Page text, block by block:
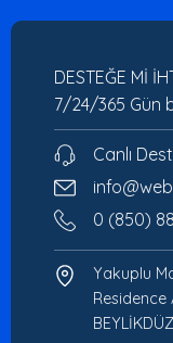
DESTEĞE Mİ
7/24/365 Gün
Canlı
0 (850)
Yakuplu
Residence